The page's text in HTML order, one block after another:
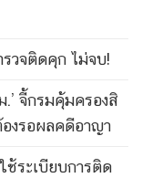
รวจติดคุก ไม่จบ!
จี้กรมคุ้มครองสิ
องรอผลคดีอาญา
ระเบียบการติด